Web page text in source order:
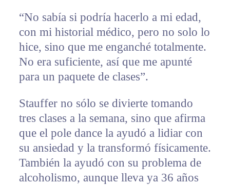
“No sabía si podría hacerlo a mi edad,
con mi historial médico, pero no solo lo
hice, sino que me enganché totalmente.
No era suficiente, así que me apunté
para un paquete de clases”.
Stauffer no sólo se divierte tomando
tres clases a la semana, sino que afirma
que el pole dance la ayudó a lidiar con
su ansiedad y la transformó físicamente.
También la ayudó con su problema de
alcoholismo, aunque lleva ya 36 años